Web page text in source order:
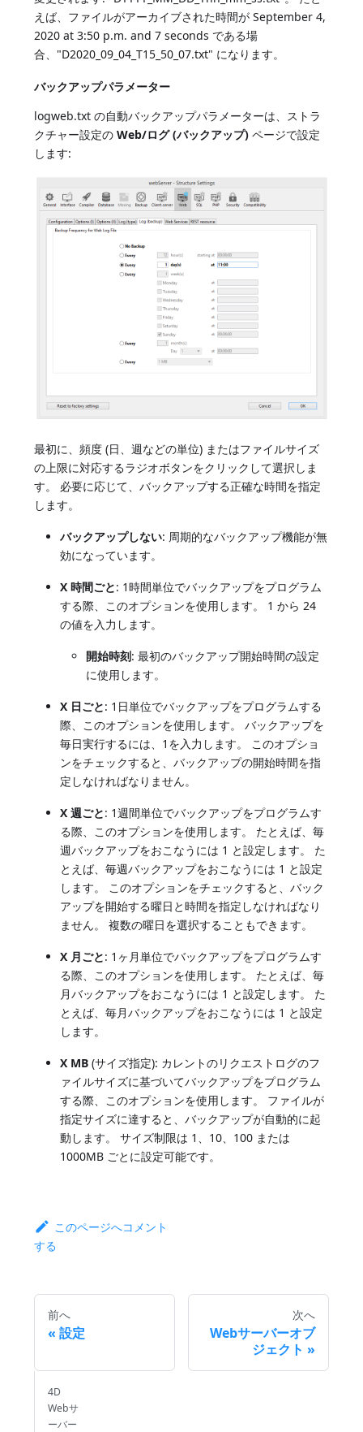
えば、ファイルがアーカイブされた時間が September 4,
2020 at 3:50 p.m. and 7 seconds である場
合、"D2020_09_04_T15_50_07.txt" になります。
バックアップパラメーター
logweb.txt の自動バックアップパラメーターは、ストラ
クチャー設定のWeb/ログ (バックアップ) ページで設定
します:
最初に、頻度 (日、週などの単位) またはファイルサイズ
の上限に対応するラジオボタンをクリックして選択しま
す。 必要に応じて、バックアップする正確な時間を指定
します。
バックアップしない: 周期的なバックアップ機能が無
効になっています。
X 時間ごと: 1時間単位でバックアップをプログラム
する際、このオプションを使用します。 1 から 24
の値を入力します。
開始時刻: 最初のバックアップ開始時間の設定
に使用します。
X 日ごと: 1日単位でバックアップをプログラムする
際、このオプションを使用します。 バックアップを
毎日実行するには、1を入力します。 このオプショ
ンをチェックすると、バックアップの開始時間を指
定しなければなりません。
X 週ごと: 1週間単位でバックアップをプログラムす
る際、このオプションを使用します。 たとえば、毎
週バックアップをおこなうには 1 と設定します。 た
とえば、毎週バックアップをおこなうには 1 と設定
します。 このオプションをチェックすると、バック
アップを開始する曜日と時間を指定しなければなり
ません。 複数の曜日を選択することもできます。
X 月ごと: 1ヶ月単位でバックアップをプログラムす
る際、このオプションを使用します。 たとえば、毎
月バックアップをおこなうには 1 と設定します。 た
とえば、毎月バックアップをおこなうには 1 と設定
します。
X MB (サイズ指定): カレントのリクエストログのフ
ァイルサイズに基づいてバックアップをプログラム
する際、このオプションを使用します。 ファイルが
指定サイズに達すると、バックアップが自動的に起
動します。 サイズ制限は 1、10、100 または
1000MB ごとに設定可能です。
このページへコメント
する
前へ
設定
次へ
Webサーバーオブ
ジェクト
4D
Webサ
ーバー